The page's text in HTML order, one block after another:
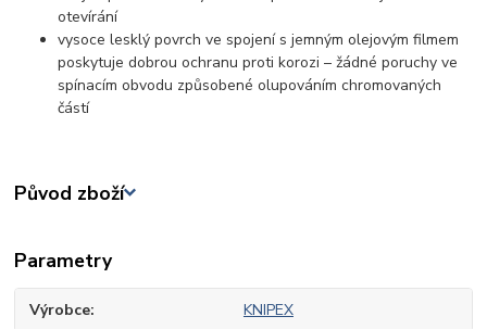
otevírání
vysoce lesklý povrch ve spojení s jemným olejovým filmem
poskytuje dobrou ochranu proti korozi – žádné poruchy ve
spínacím obvodu způsobené olupováním chromovaných
částí
Původ zboží
Parametry
Výrobce KNIPEX